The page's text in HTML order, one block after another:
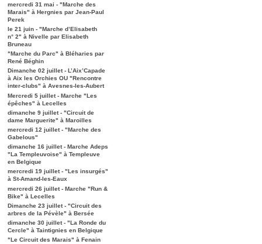
mercredi 31 mai - "Marche des
Marais" à Hergnies par Jean-Paul
Perek
le 21 juin - "Marche d’Elisabeth
n° 2" à Nivelle par Elisabeth
Bruneau
"Marche du Parc" à Bléharies par
René Béghin
Dimanche 02 juillet - L’Aix’Capade
à Aix les Orchies OU "Rencontre
inter-clubs" à Avesnes-les-Aubert
Mercredi 5 juillet - Marche "Les
épêches" à Lecelles
dimanche 9 juillet - "Circuit de
dame Marguerite" à Maroilles
mercredi 12 juillet - "Marche des
Gabelous"
dimanche 16 juillet - Marche Adeps
"La Templeuvoise" à Templeuve
en Belgique
mercredi 19 juillet - "Les insurgés"
à St-Amand-les-Eaux
mercredi 26 juillet - Marche "Run &
Bike" à Lecelles
Dimanche 23 juillet - "Circuit des
arbres de la Pévèle" à Bersée
dimanche 30 juillet - "La Ronde du
Cercle" à Taintignies en Belgique
"Le Circuit des Marais" à Fenain